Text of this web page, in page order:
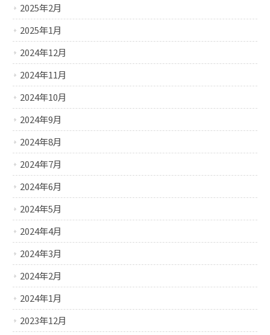
2025年2月
2025年1月
2024年12月
2024年11月
2024年10月
2024年9月
2024年8月
2024年7月
2024年6月
2024年5月
2024年4月
2024年3月
2024年2月
2024年1月
2023年12月